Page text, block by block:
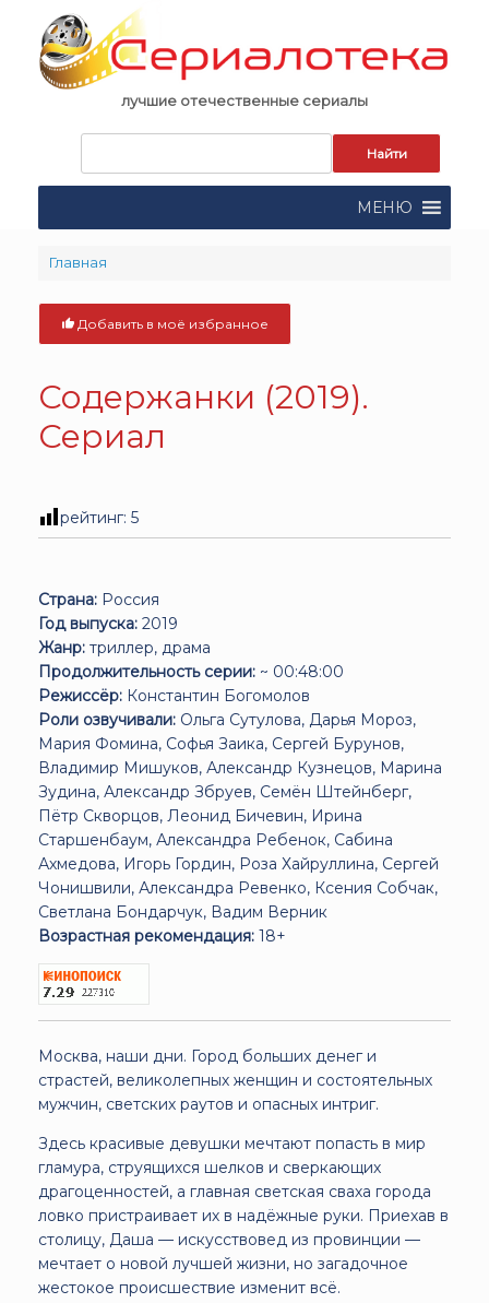
content
лучшие отечественные сериалы
поиска:
МЕНЮ
Главная
Добавить в моё избранное
Содержанки (2019).
Сериал
рейтинг: 5
Страна: Россия
Год выпуска: 2019
Жанр: триллер, драма
Продолжительность серии: ~ 00:48:00
Режиссёр: Константин Богомолов
Роли озвучивали: Ольга Сутулова, Дарья Мороз,
Мария Фомина, Софья Заика, Сергей Бурунов,
Владимир Мишуков, Александр Кузнецов, Марина
Зудина, Александр Збруев, Семён Штейнберг,
Пётр Скворцов, Леонид Бичевин, Ирина
Старшенбаум, Александра Ребенок, Сабина
Ахмедова, Игорь Гордин, Роза Хайруллина, Сергей
Чонишвили, Александра Ревенко, Ксения Собчак,
Светлана Бондарчук, Вадим Верник
Возрастная рекомендация: 18+
Москва, наши дни. Город больших денег и
страстей, великолепных женщин и состоятельных
мужчин, светских раутов и опасных интриг.
Здесь красивые девушки мечтают попасть в мир
гламура, струящихся шелков и сверкающих
драгоценностей, а главная светская сваха города
ловко пристраивает их в надёжные руки. Приехав в
столицу, Даша — искусствовед из провинции —
мечтает о новой лучшей жизни, но загадочное
жестокое происшествие изменит всё.